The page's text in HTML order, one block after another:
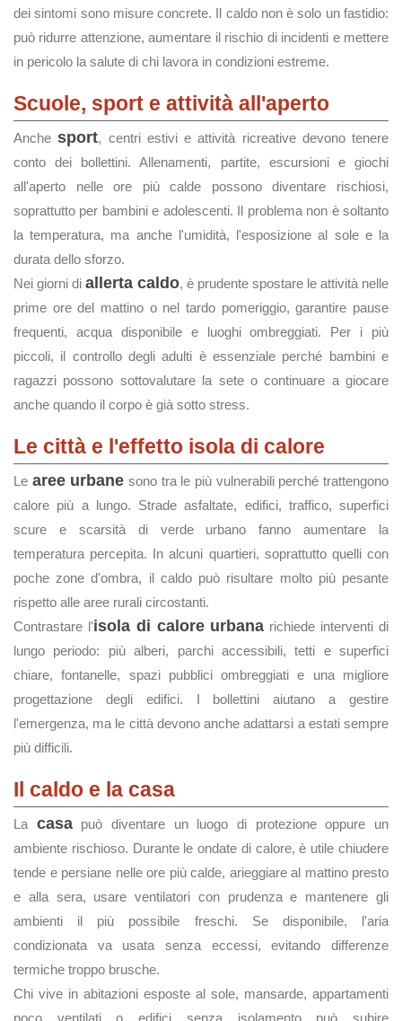
dei sintomi sono misure concrete. Il caldo non è solo un fastidio:
può ridurre attenzione, aumentare il rischio di incidenti e mettere
in pericolo la salute di chi lavora in condizioni estreme.
Scuole, sport e attività all'aperto
Anchesport, centri estivi e attività ricreative devono tenere
conto dei bollettini. Allenamenti, partite, escursioni e giochi
all'aperto nelle ore più calde possono diventare rischiosi,
soprattutto per bambini e adolescenti. Il problema non è soltanto
la temperatura, ma anche l'umidità, l'esposizione al sole e la
durata dello sforzo.
Nei giorni di allerta caldo, è prudente spostare le attività nelle
prime ore del mattino o nel tardo pomeriggio, garantire pause
frequenti, acqua disponibile e luoghi ombreggiati. Per i più
piccoli, il controllo degli adulti è essenziale perché bambini e
ragazzi possono sottovalutare la sete o continuare a giocare
anche quando il corpo è già sotto stress.
Le città e l'effetto isola di calore
Le aree urbane sono tra le più vulnerabili perché trattengono
calore più a lungo. Strade asfaltate, edifici, traffico, superfici
scure e scarsità di verde urbano fanno aumentare la
temperatura percepita. In alcuni quartieri, soprattutto quelli con
poche zone d'ombra, il caldo può risultare molto più pesante
rispetto alle aree rurali circostanti.
Contrastare l'isola di calore urbana richiede interventi di
lungo periodo: più alberi, parchi accessibili, tetti e superfici
chiare, fontanelle, spazi pubblici ombreggiati e una migliore
progettazione degli edifici. I bollettini aiutano a gestire
l'emergenza, ma le città devono anche adattarsi a estati sempre
più difficili.
Il caldo e la casa
La casapuò diventare un luogo di protezione oppure un
ambiente rischioso. Durante le ondate di calore, è utile chiudere
tende e persiane nelle ore più calde, arieggiare al mattino presto
e alla sera, usare ventilatori con prudenza e mantenere gli
ambienti il più possibile freschi. Se disponibile, l'aria
condizionata va usata senza eccessi, evitando differenze
termiche troppo brusche.
Chi vive in abitazioni esposte al sole, mansarde, appartamenti
poco ventilati o edifici senza isolamento può subire